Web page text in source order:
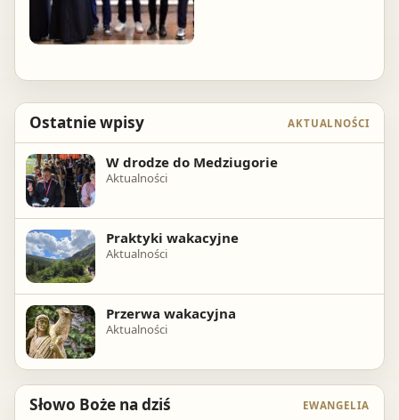
Ostatnie wpisy AKTUALNOŚCI
W drodze do Medziugorie
Aktualności
Praktyki wakacyjne
Aktualności
Przerwa wakacyjna
Aktualności
Słowo Boże na dziś EWANGELIA